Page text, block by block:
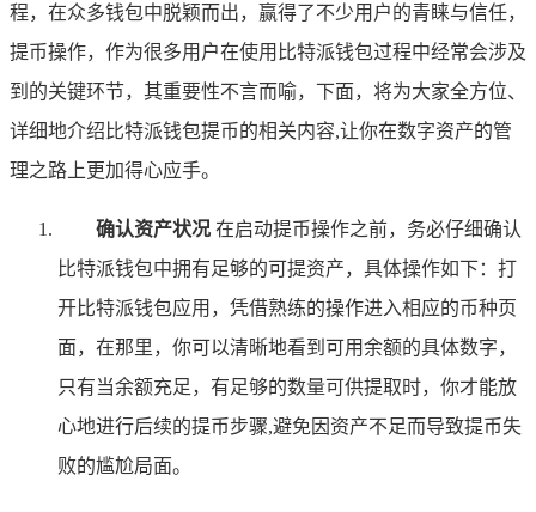
程，在众多钱包中脱颖而出，赢得了不少用户的青睐与信任，
提币操作，作为很多用户在使用比特派钱包过程中经常会涉及
到的关键环节，其重要性不言而喻，下面，将为大家全方位、
详细地介绍比特派钱包提币的相关内容,让你在数字资产的管
理之路上更加得心应手。
确认资产状况 在启动提币操作之前，务必仔细确认
比特派钱包中拥有足够的可提资产，具体操作如下：打
开比特派钱包应用，凭借熟练的操作进入相应的币种页
面，在那里，你可以清晰地看到可用余额的具体数字，
只有当余额充足，有足够的数量可供提取时，你才能放
心地进行后续的提币步骤,避免因资产不足而导致提币失
败的尴尬局面。